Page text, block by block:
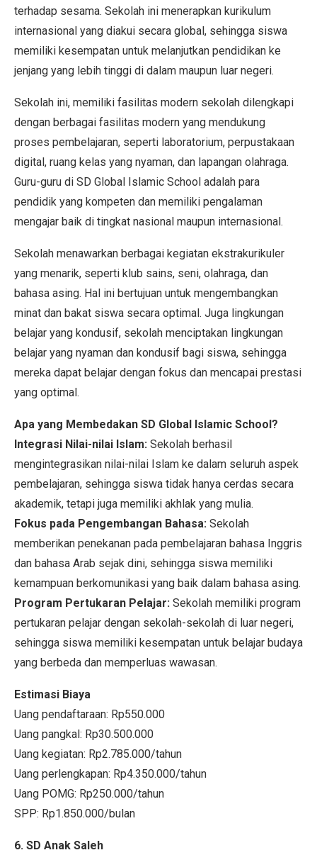
terhadap sesama. Sekolah ini menerapkan kurikulum
internasional yang diakui secara global, sehingga siswa
memiliki kesempatan untuk melanjutkan pendidikan ke
jenjang yang lebih tinggi di dalam maupun luar negeri.
Sekolah ini, memiliki fasilitas modern sekolah dilengkapi
dengan berbagai fasilitas modern yang mendukung
proses pembelajaran, seperti laboratorium, perpustakaan
digital, ruang kelas yang nyaman, dan lapangan olahraga.
Guru-guru di SD Global Islamic School adalah para
pendidik yang kompeten dan memiliki pengalaman
mengajar baik di tingkat nasional maupun internasional.
Sekolah menawarkan berbagai kegiatan ekstrakurikuler
yang menarik, seperti klub sains, seni, olahraga, dan
bahasa asing. Hal ini bertujuan untuk mengembangkan
minat dan bakat siswa secara optimal. Juga lingkungan
belajar yang kondusif, sekolah menciptakan lingkungan
belajar yang nyaman dan kondusif bagi siswa, sehingga
mereka dapat belajar dengan fokus dan mencapai prestasi
yang optimal.
Apa yang Membedakan SD Global Islamic School?
Integrasi Nilai-nilai Islam: Sekolah berhasil
mengintegrasikan nilai-nilai Islam ke dalam seluruh aspek
pembelajaran, sehingga siswa tidak hanya cerdas secara
akademik, tetapi juga memiliki akhlak yang mulia.
Fokus pada Pengembangan Bahasa: Sekolah
memberikan penekanan pada pembelajaran bahasa Inggris
dan bahasa Arab sejak dini, sehingga siswa memiliki
kemampuan berkomunikasi yang baik dalam bahasa asing.
Program Pertukaran Pelajar: Sekolah memiliki program
pertukaran pelajar dengan sekolah-sekolah di luar negeri,
sehingga siswa memiliki kesempatan untuk belajar budaya
yang berbeda dan memperluas wawasan.
Estimasi Biaya
Uang pendaftaraan: Rp550.000
Uang pangkal: Rp30.500.000
Uang kegiatan: Rp2.785.000/tahun
Uang perlengkapan: Rp4.350.000/tahun
Uang POMG: Rp250.000/tahun
SPP: Rp1.850.000/bulan
6. SD Anak Saleh